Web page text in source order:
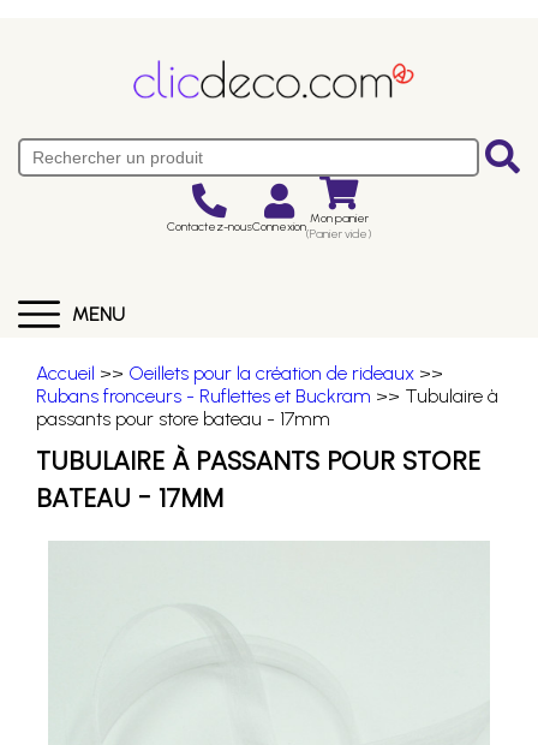
Contactez-nousConnexion Mon panier
(Panier vide)
MENU
Accueil >> Oeillets pour la création de rideaux >>
Rubans fronceurs - Ruflettes et Buckram >> Tubulaire à
passants pour store bateau - 17mm
TUBULAIRE À PASSANTS POUR STORE
BATEAU - 17MM